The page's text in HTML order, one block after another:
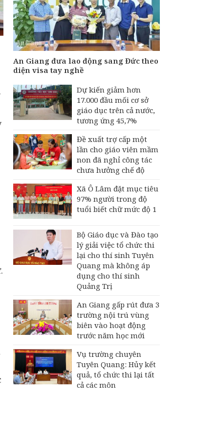
An Giang đưa lao động sang Đức theo
diện visa tay nghề
Dự kiến giảm hơn
17.000 đầu mối cơ sở
giáo dục trên cả nước,
tương ứng 45,7%
Đề xuất trợ cấp một
lần cho giáo viên mầm
non đã nghỉ công tác
chưa hưởng chế độ
Xã Ô Lâm đặt mục tiêu
97% người trong độ
tuổi biết chữ mức độ 1
Bộ Giáo dục và Đào tạo
lý giải việc tổ chức thi
lại cho thí sinh Tuyên
Quang mà không áp
dụng cho thí sinh
Quảng Trị
An Giang gấp rút đưa 3
trường nội trú vùng
biên vào hoạt động
trước năm học mới
Vụ trường chuyên
Tuyên Quang: Hủy kết
quả, tổ chức thi lại tất
cả các môn